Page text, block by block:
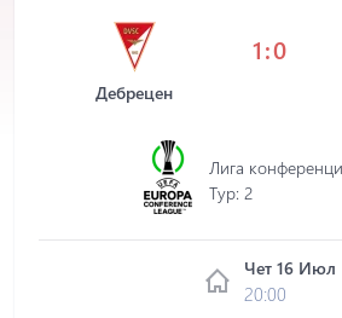
Дебрецен
1:0
Лига
Tур: 2
Чет 16 Июл
20:00